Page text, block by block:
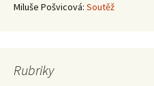
Miluše Pošvicová: Soutěž
Rubriky